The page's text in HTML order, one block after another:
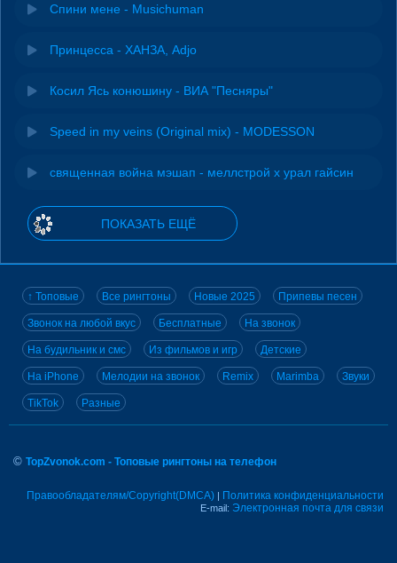
Спини мене - Musichuman
Принцесса - ХАНЗА, Adjo
Косил Ясь конюшину - ВИА "Песняры"
Speed in my veins (Original mix) - MODESSON
священная война мэшап - меллстрой х урал гайсин
ПОКАЗАТЬ ЕЩЁ
↑ Топовые Все рингтоны Новые 2025 Припевы песен
Звонок на любой вкус Бесплатные На звонок
На будильник и смс Из фильмов и игр Детские
На iPhone Мелодии на звонок Remix Marimba Звуки
TikTok Разные
© TopZvonok.com - Топовые рингтоны на телефон
Правообладателям/Copyright(DMCA) | Политика конфиденциальности
E-mail: Электронная почта для связи